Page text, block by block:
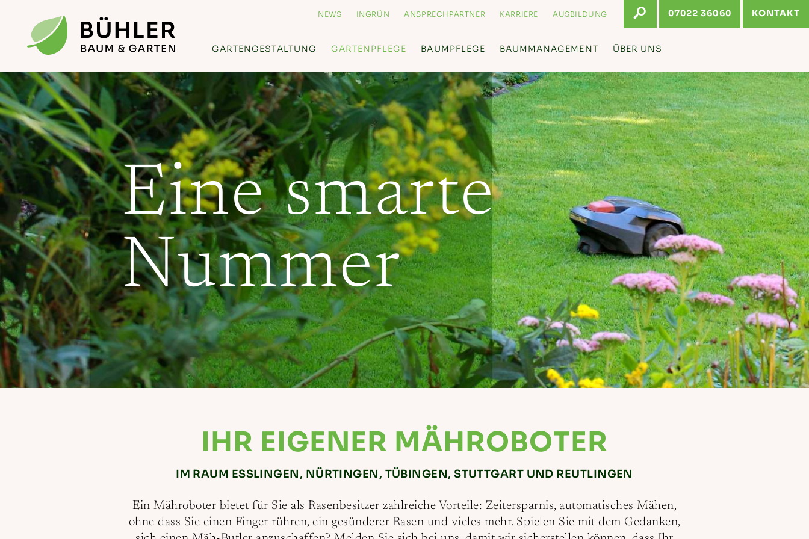
NEWS INGRÜN ANSPRECHPARTNER KARRIERE AUSBILDUNG 07022 36060 KONTAKT
GARTENGESTALTUNG GARTENPFLEGE BAUMPFLEGE BAUMMANAGEMENT ÜBER UNS
Eine smarte
Nummer
IHR EIGENER MÄHROBOTER
IM RAUM ESSLINGEN, NÜRTINGEN, TÜBINGEN, STUTTGART UND REUTLINGEN
Ein Mähroboter bietet für Sie als Rasenbesitzer zahlreiche Vorteile: Zeitersparnis, automatisches Mähen,
ohne dass Sie einen Finger rühren, ein gesünderer Rasen und vieles mehr. Spielen Sie mit dem Gedanken,